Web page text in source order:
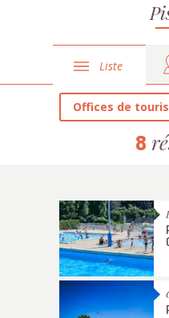
Liste
Offices de
8